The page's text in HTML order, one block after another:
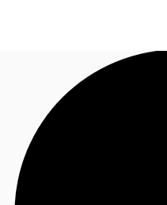
オフィス・事務所
倉庫・物流センター
お電話